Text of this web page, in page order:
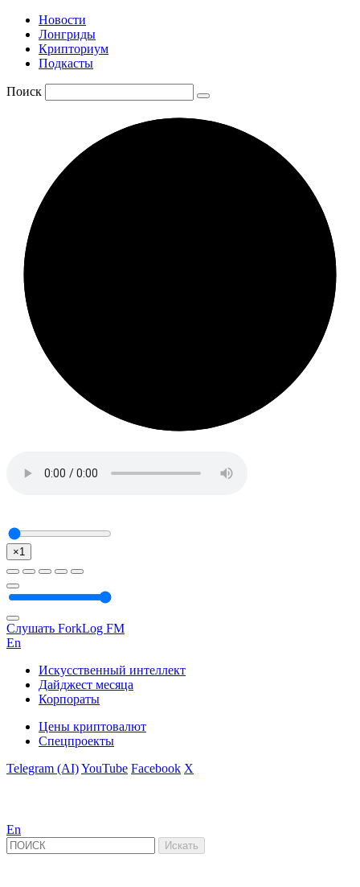
Новости
Лонгриды
Крипториум
Подкасты
Поиск
×1
Слушать ForkLog FM
En
Искусственный интеллект
Дайджест месяца
Корпораты
Цены криптовалют
Спецпроекты
Telegram (AI)YouTube Facebook X
En